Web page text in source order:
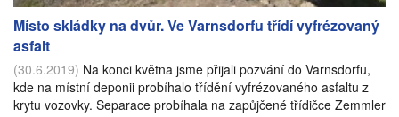
Místo skládky na dvůr. Ve Varnsdorfu třídí vyfrézovaný
asfalt
(30.6.2019) Na konci května jsme přijali pozvání do Varnsdorfu,
kde na místní deponii probíhalo třídění vyfrézovaného asfaltu z
krytu vozovky. Separace probíhala na zapůjčené třídičce Zemmler